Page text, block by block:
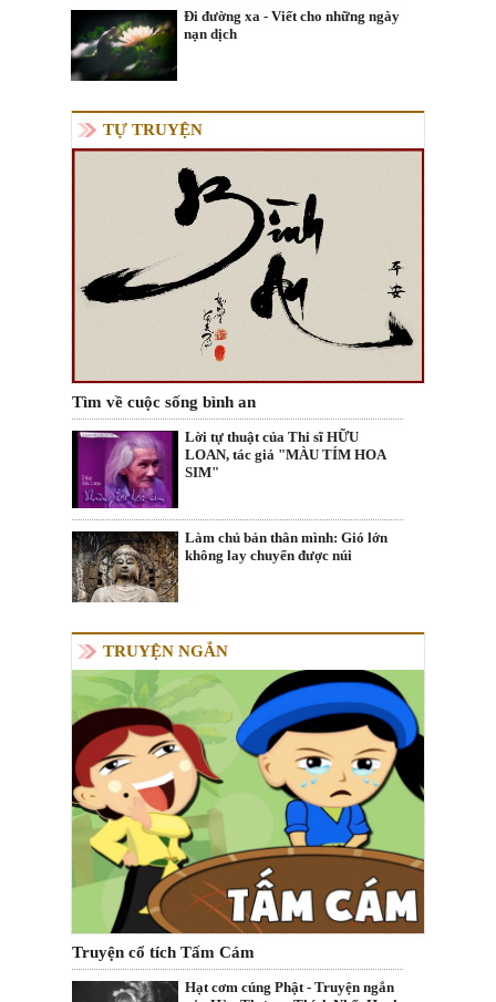
Đi đường xa - Viết cho những ngày
nạn dịch
TỰ TRUYỆN
Tìm về cuộc sống bình an
Lời tự thuật của Thi sĩ HỮU
LOAN, tác giả "MÀU TÍM HOA
SIM"
Làm chủ bản thân mình: Gió lớn
không lay chuyển được núi
TRUYỆN NGẮN
Truyện cổ tích Tấm Cám
Hạt cơm cúng Phật - Truyện ngắn